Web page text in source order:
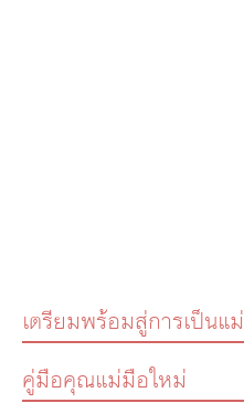
เตรียมพร้อมสู่การเป็นแม่
คู่มือคุณแม่มือใหม่